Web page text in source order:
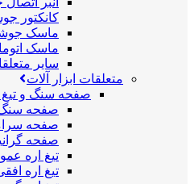
کانکتور
ماسک
ماسک
سایر
متعلقات ابزار آلات
صفحه سنگ و تیغ
صفحه
صفحه
صفحه
تیغ اره
تیغ اره